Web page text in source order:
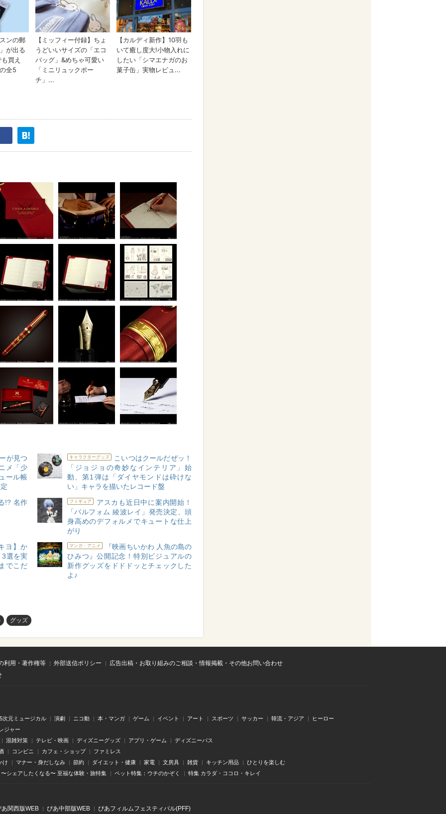
が見つ
メ「少
ール帳
キャラクターグッズ
こいつはクールだぜッ！
「ジョジョの奇妙なインテリア」始
動、第1弾は「ダイヤモンドは砕けな
い」キャラを描いたレコード盤
!? 名作
フィギュア
アスカも近日中に案内開始！
「パルフォム 綾波レイ」発売決定、頭
身高めのデフォルメでキュートな仕上
がり
ヨ】か
3選を実
でこだ
マンガ・アニメ
『映画ちいかわ 人魚の島の
ひみつ』公開記念！特別ビジュアルの
新作グッズをドドドッとチェックした
よ♪
グッズ
利用・著作権等 外部送信ポリシー
広告出稿・お取り組みのご相談・情報掲載・その他お問い合わせ
次元ミュージカル 演劇 ニコ動 本・マンガ ゲーム イベント アート スポーツ サッカー 韓流・アジア
ヒーロー
ジャー
混雑対策
テレビ・映画 ディズニーグッズ アプリ・ゲーム
ディズニーパス
コンビニ カフェ・ショップ
ファミレス
け
マナー・身だしなみ 節約 ダイエット・健康 家電 文房具 雑貨 キッチン用品
ひとりを楽しむ
〜シェアしたくなる〜 至福な体験・旅特集
ペット特集：ウチのかぞく 特集 カラダ・ココロ・キレイ
あ関⻄版WEB ぴあ中部版WEB ぴあフィルムフェスティバル(PFF)